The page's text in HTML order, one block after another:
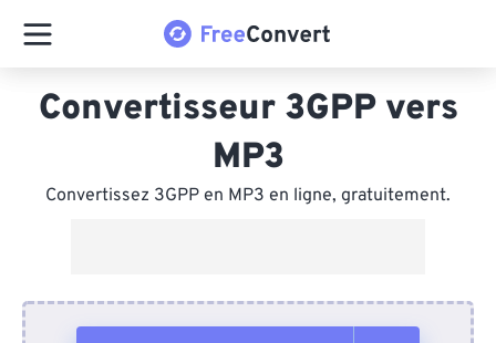
Convertisseur 3GPP vers
MP3
Convertissez 3GPP en MP3 en ligne, gratuitement.